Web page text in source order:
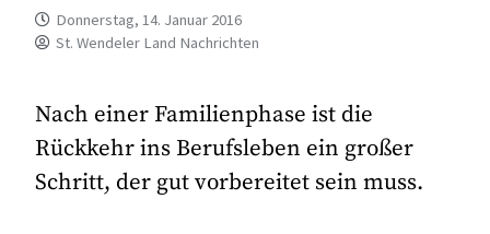
Donnerstag, 14. Januar 2016
St. Wendeler Land Nachrichten
Nach einer Familienphase ist die
Rückkehr ins Berufsleben ein großer
Schritt, der gut vorbereitet sein muss.